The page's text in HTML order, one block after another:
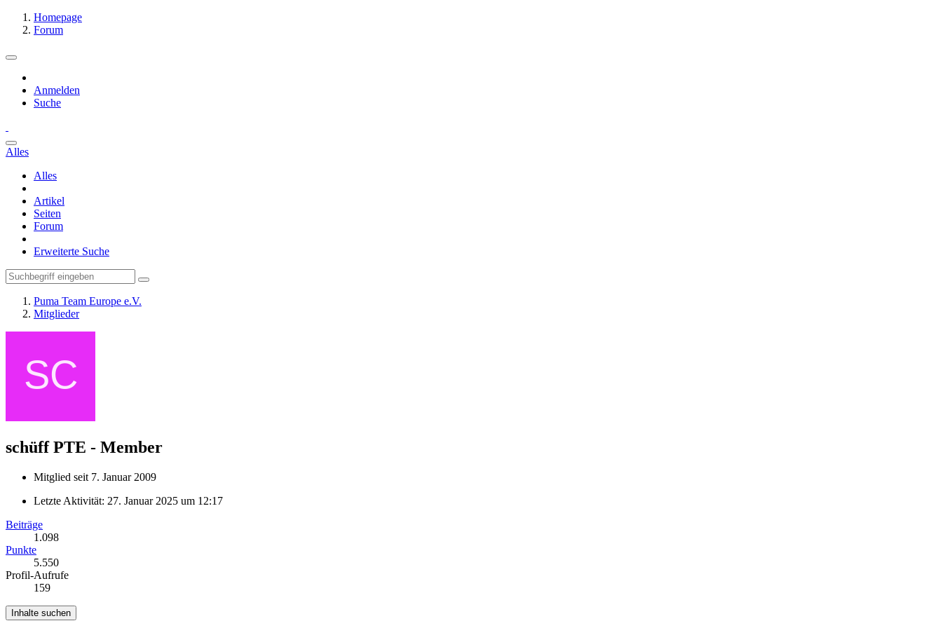
Homepage
Forum
Anmelden
Suche
Alles
Alles
Artikel
Seiten
Forum
Erweiterte Suche
Puma Team Europe e.V.
Mitglieder
schüff PTE - Member
Mitglied seit 7. Januar 2009
Letzte Aktivität: 27. Januar 2025 um 12:17
Beiträge
1.098
Punkte
5.550
Profil-Aufrufe
159
Inhalte suchen